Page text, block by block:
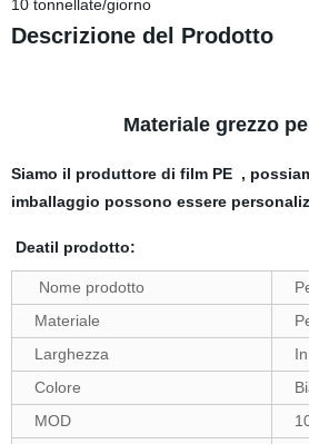
10 tonnellate/giorno
Descrizione del Prodotto
Materiale grezzo per
Siamo il produttore di film PE ,
imballaggio possono essere
Deatil prodotto:
Nome prodotto
Materiale
Larghezza
Colore
MOD